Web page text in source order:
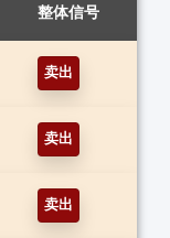
整体信号
卖出
卖出
卖出